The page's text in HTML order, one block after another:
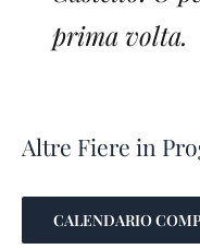
prima volta.
Altre Fiere in
CALENDARIO